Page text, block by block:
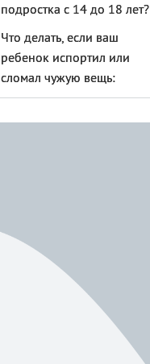
подростка с 14 до 18 лет?
Что делать, если ваш
ребенок испортил или
сломал чужую вещь: